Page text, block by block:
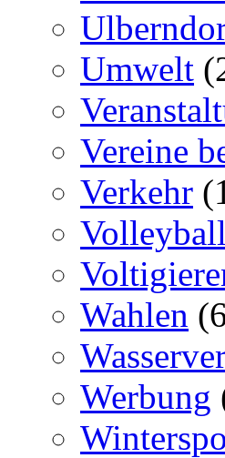
Umwelt
Vereine
Verkehr
Volleyball
Wahlen
Werbung